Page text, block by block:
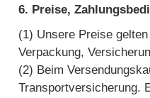
6. Preise,
(1) Unsere Preise
Verpackung,
(2) Beim
Transportversicherung.